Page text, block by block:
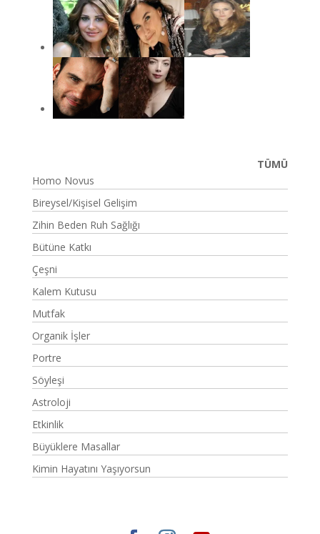
TÜMÜ
Homo Novus
Bireysel/Kişisel Gelişim
Zihin Beden Ruh Sağlığı
Bütüne Katkı
Çeşni
Kalem Kutusu
Mutfak
Organik İşler
Portre
Söyleşi
Astroloji
Etkinlik
Büyüklere Masallar
Kimin Hayatını Yaşıyorsun